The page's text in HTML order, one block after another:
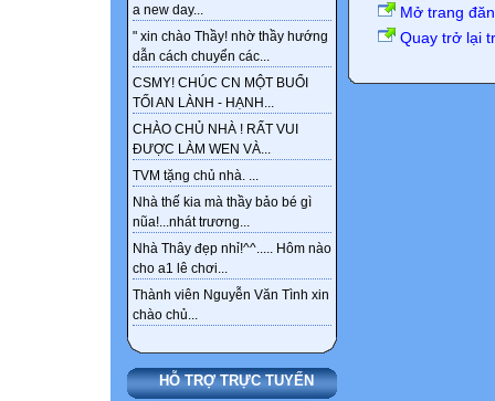
a new day...
" xin chào Thầy! nhờ thầy hướng
dẫn cách chuyển các...
CSMY! CHÚC CN MỘT BUỔI
TỐI AN LÀNH - HẠNH...
CHÀO CHỦ NHÀ ! RẤT VUI
ĐƯỢC LÀM WEN VÀ...
TVM tặng chủ nhà. ...
Nhà thế kia mà thầy bảo bé gì
nũa!...nhát trương...
Nhà Thây đẹp nhỉ!^^..... Hôm nào
cho a1 lê chơi...
Thành viên Nguyễn Văn Tình xin
chào chủ...
HỖ TRỢ TRỰC TUYẾN
Mở trang
Quay trở lại